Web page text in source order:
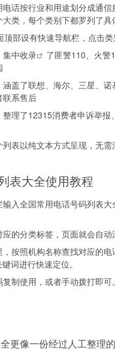
电话按行业和用途划分成通
类，每个类别下都罗列了
顶部设有快速导航栏，点击
集中收录
了匪警110、火警
涵盖了联想、海尔、三星、
联系售后
整理了12315消费者申诉举
列表以纯文本方式呈现，无
表大全使用教程
入全国常用电话号码列表
的分类标签，页面就会自动
按照机构名称查找对应的
词进行快速定位。
制使用，或者手动拨打即
更像一份经过人工整理